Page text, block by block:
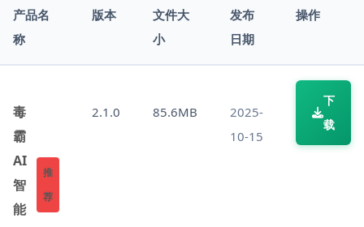
产品名
称
版本
文件大
小
发布
日期
操作
毒
霸
AI
智
能
推
荐
2.1.0 85.6MB
2025-
10-15
下
载